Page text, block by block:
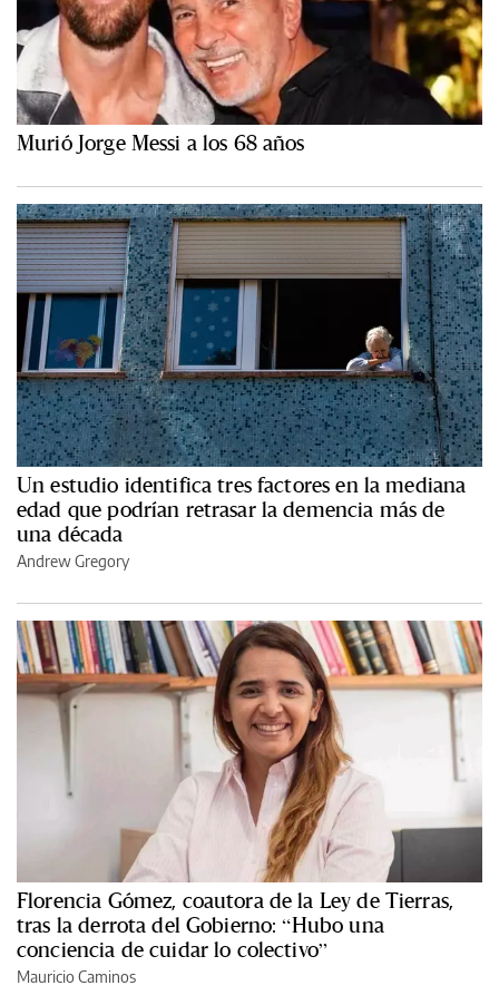
Murió Jorge Messi a los 68 años
Un estudio identifica tres factores en la mediana
edad que podrían retrasar la demencia más de
una década
Andrew Gregory
Florencia Gómez, coautora de la Ley de Tierras,
tras la derrota del Gobierno: “Hubo una
conciencia de cuidar lo colectivo”
Mauricio Caminos